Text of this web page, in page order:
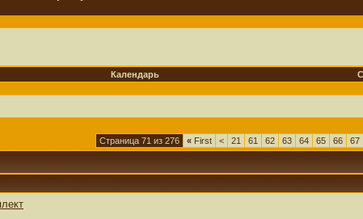
Календарь
Страница 71 из 276 « First < 21 61 62 63 64 65 66 67